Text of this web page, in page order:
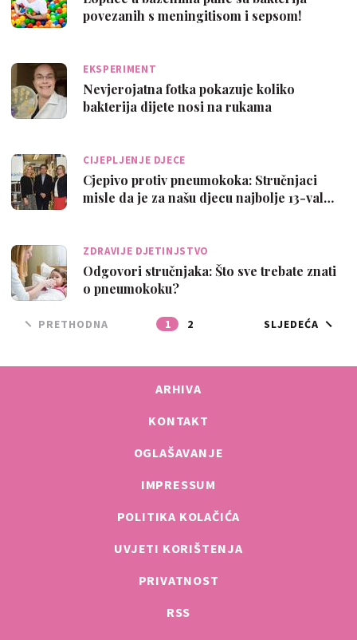
povezanih s meningitisom i sepsom!
EKSPERIMENT
Nevjerojatna fotka pokazuje koliko
bakterija dijete nosi na rukama
CIJEPLJENJE DJECE
Cjepivo protiv pneumokoka: Stručnjaci
misle da je za našu djecu najbolje 13-val…
ZDRAVIJE DJETINJSTVO
Odgovori stručnjaka: Što sve trebate znati
o pneumokoku?
PRETHODNA 1 2 SLJEDEĆA
ARHIVA
KONTAKT
OGLAŠAVANJE
IMPRESSUM
POLITIKA KOLAČIĆA
UVJETI KORIŠTENJA
PRIVATNOST
RSS